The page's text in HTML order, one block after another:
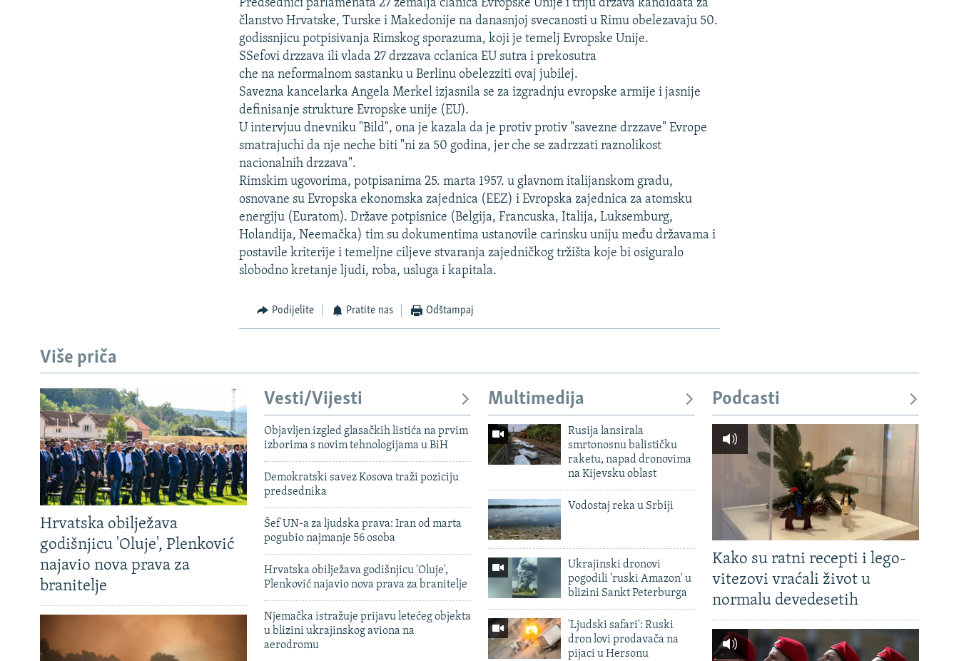
Predsednici parlamenata 27 zemalja clanica Evropske Unije i triju drzava kandidata za
članstvo Hrvatske, Turske i Makedonije na danasnjoj svecanosti u Rimu obelezavaju 50.
godissnjicu potpisivanja Rimskog sporazuma, koji je temelj Evropske Unije.
SSefovi drzzava ili vlada 27 drzzava cclanica EU sutra i prekosutra
che na neformalnom sastanku u Berlinu obelezziti ovaj jubilej.
Savezna kancelarka Angela Merkel izjasnila se za izgradnju evropske armije i jasnije
definisanje strukture Evropske unije (EU).
U intervjuu dnevniku "Bild", ona je kazala da je protiv protiv "savezne drzzave" Evrope
smatrajuchi da nje neche biti "ni za 50 godina, jer che se zadrzzati raznolikost
nacionalnih drzzava".
Rimskim ugovorima, potpisanima 25. marta 1957. u glavnom italijanskom gradu,
osnovane su Evropska ekonomska zajednica (EEZ) i Evropska zajednica za atomsku
energiju (Euratom). Države potpisnice (Belgija, Francuska, Italija, Luksemburg,
Holandija, Neemačka) tim su dokumentima ustanovile carinsku uniju među državama i
postavile kriterije i temeljne ciljeve stvaranja zajedničkog tržišta koje bi osiguralo
slobodno kretanje ljudi, roba, usluga i kapitala.
Podijelite Pratite nas Odštampaj
Više priča
Hrvatska obilježava
godišnjicu 'Oluje', Plenković
najavio nova prava za
branitelje
Vesti/Vijesti
Objavljen izgled glasačkih listića na prvim
izborima s novim tehnologijama u BiH
Demokratski savez Kosova traži poziciju
predsednika
Šef UN-a za ljudska prava: Iran od marta
pogubio najmanje 56 osoba
Hrvatska obilježava godišnjicu 'Oluje',
Plenković najavio nova prava za branitelje
Njemačka istražuje prijavu letećeg objekta
u blizini ukrajinskog aviona na
aerodromu
Multimedija
Rusija lansirala
smrtonosnu balističku
raketu, napad dronovima
na Kijevsku oblast
Vodostaj reka u Srbiji
Ukrajinski dronovi
pogodili 'ruski Amazon' u
blizini Sankt Peterburga
'Ljudski safari': Ruski
dron lovi prodavača na
pijaci u Hersonu
Podcasti
Kako su ratni recepti i lego-
vitezovi vraćali život u
normalu devedesetih